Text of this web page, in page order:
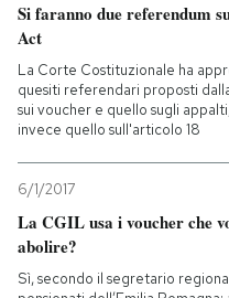
Si faranno due referendum
Act
La Corte Costituzionale ha
quesiti referendari proposti
sui voucher e quello sugli
invece quello sull'articolo 18
6/1/2017
La CGIL usa i voucher che
abolire?
Sì, secondo il segretario